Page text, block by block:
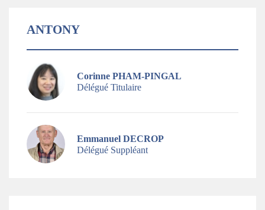
ANTONY
Corinne PHAM-PINGAL
Délégué Titulaire
Emmanuel DECROP
Délégué Suppléant